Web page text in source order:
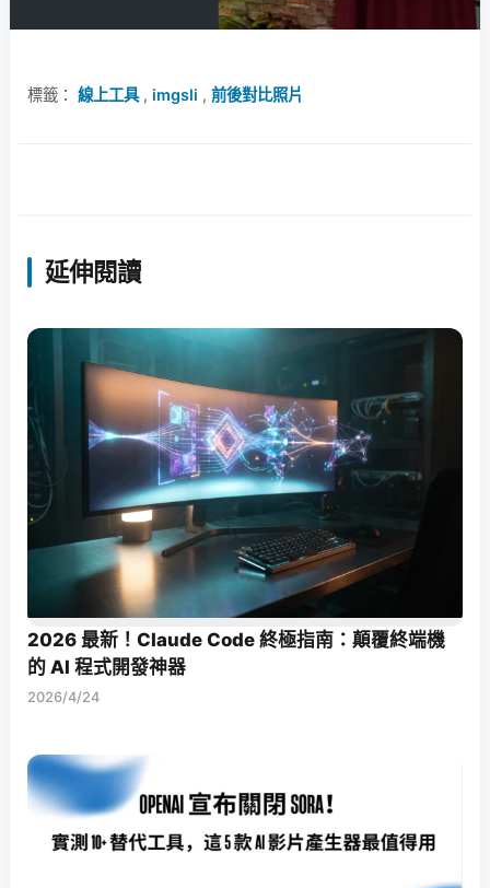
標籤： 線上工具, imgsli , 前後對比照片
延伸閱讀
2026 最新！Claude Code 終極指南：顛覆終端機
的 AI 程式開發神器
2026/4/24